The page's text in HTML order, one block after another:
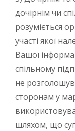
дочірнім чи
розуміється
участі якої
Вашої
спільному
не
сторонам у
шляхом, що